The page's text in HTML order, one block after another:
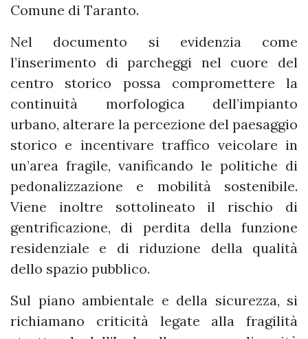
Comune di Taranto.
Nel documento si evidenzia come
l’inserimento di parcheggi nel cuore del
centro storico possa compromettere la
continuità morfologica dell’impianto
urbano, alterare la percezione del paesaggio
storico e incentivare traffico veicolare in
un’area fragile, vanificando le politiche di
pedonalizzazione e mobilità sostenibile.
Viene inoltre sottolineato il rischio di
gentrificazione, di perdita della funzione
residenziale e di riduzione della qualità
dello spazio pubblico.
Sul piano ambientale e della sicurezza, si
richiamano criticità legate alla fragilità